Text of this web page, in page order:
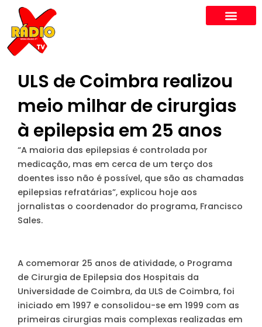
content
ULS de Coimbra realizou
meio milhar de cirurgias
à epilepsia em 25 anos
“A maioria das epilepsias é controlada por
medicação, mas em cerca de um terço dos
doentes isso não é possível, que são as chamadas
epilepsias refratárias”, explicou hoje aos
jornalistas o coordenador do programa, Francisco
Sales.
A comemorar 25 anos de atividade, o Programa
de Cirurgia de Epilepsia dos Hospitais da
Universidade de Coimbra, da ULS de Coimbra, foi
iniciado em 1997 e consolidou-se em 1999 com as
primeiras cirurgias mais complexas realizadas em